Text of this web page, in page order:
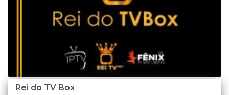
Rei do TV Box